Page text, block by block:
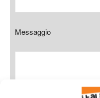
Messaggio